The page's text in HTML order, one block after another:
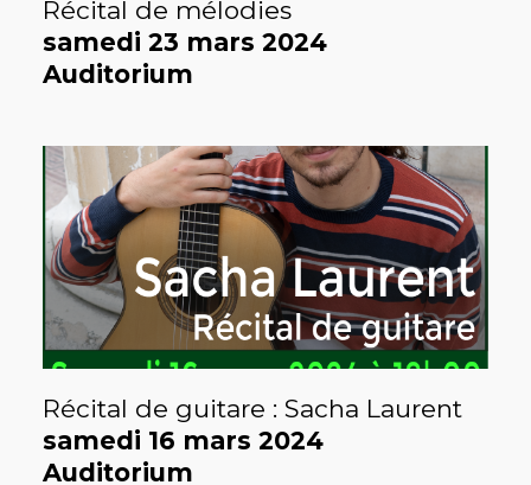
Récital de mélodies
samedi 23 mars 2024
Auditorium
Récital de guitare : Sacha Laurent
samedi 16 mars 2024
Auditorium